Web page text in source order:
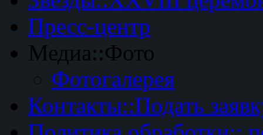
Пресс-центр
Медиа::Фото
Фотогалерея
Контакты::Подать